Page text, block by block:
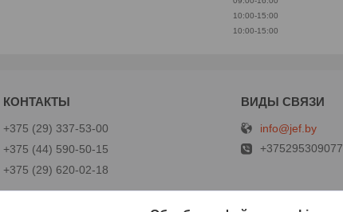
10:00-15:00
10:00-15:00
+375 (29) 337-53-00
+375 (44) 590-50-15
+375 (29) 620-02-18
info@jef.by
+375295309077